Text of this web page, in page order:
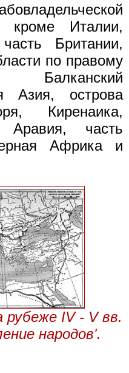
кроме Италии,
Британии,
по правому
Балканский
Азия, острова
Киренаика,
часть
Африка и
рубеже IV - V вв.
народов'.